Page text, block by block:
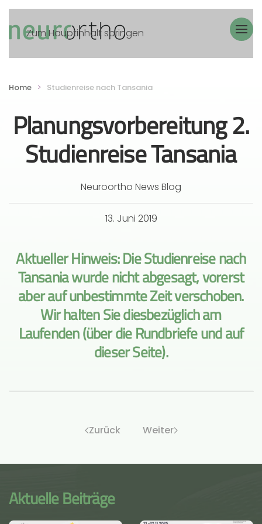
Zum Hauptinhalt springen
Home Studienreise nach Tansania
Planungsvorbereitung 2.
Studienreise Tansania
Neuroortho News Blog
13. Juni 2019
Aktueller Hinweis: Die Studienreise nach
Tansania wurde nicht abgesagt, vorerst
aber auf unbestimmte Zeit verschoben.
Wir halten Sie diesbezüglich am
Laufenden (über die Rundbriefe und auf
dieser Seite).
Zurück Weiter
Aktuelle Beiträge